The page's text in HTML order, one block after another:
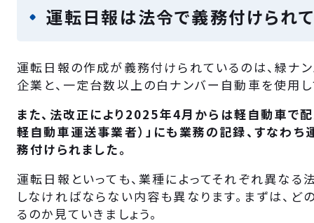
運転日報は法令で義務付けられ
運転日報の作成が義務付けられているのは、緑ナ
企業と、一定台数以上の白ナンバー自動車を使用し
また、法改正により2025年4月からは軽自動車で
軽自動車運送事業者）」にも業務の記録、すなわ
務付けられました。
運転日報といっても、業種によってそれぞれ異なる
しなければならない内容も異なります。まずは、
るのか見ていきましょう。